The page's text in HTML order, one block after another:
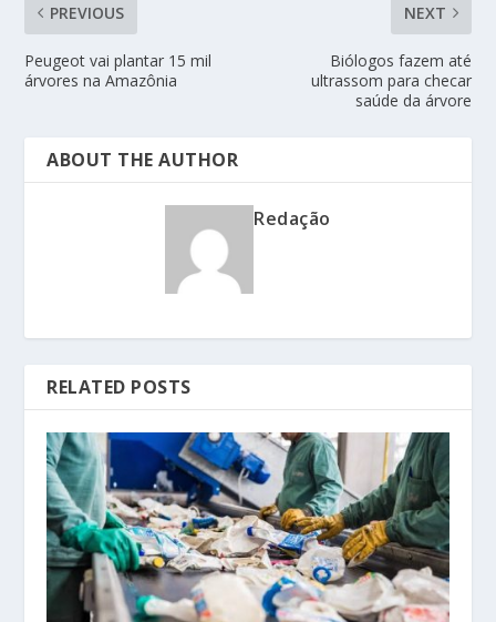
PREVIOUS
Peugeot vai plantar 15 mil
árvores na Amazônia
NEXT
Biólogos fazem até
ultrassom para checar
saúde da árvore
ABOUT THE AUTHOR
Redação
RELATED POSTS